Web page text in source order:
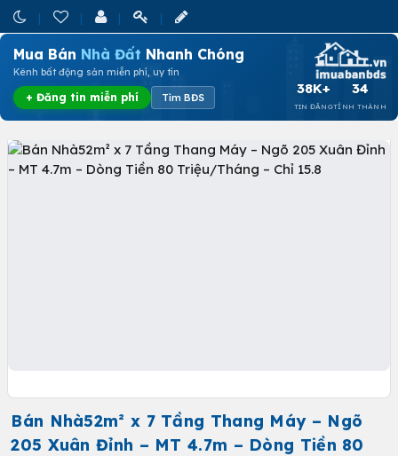
Mua Bán Nhà Đất Nhanh Chóng
Kênh bất động sản miễn phí, uy tín
+ Đăng tin miễn phí Tìm BĐS
38K+
TIN ĐĂNG
34
TỈNH THÀNH
Bán Nhà52m² x 7 Tầng Thang Máy – Ngõ
205 Xuân Đỉnh – MT 4.7m – Dòng Tiền 80